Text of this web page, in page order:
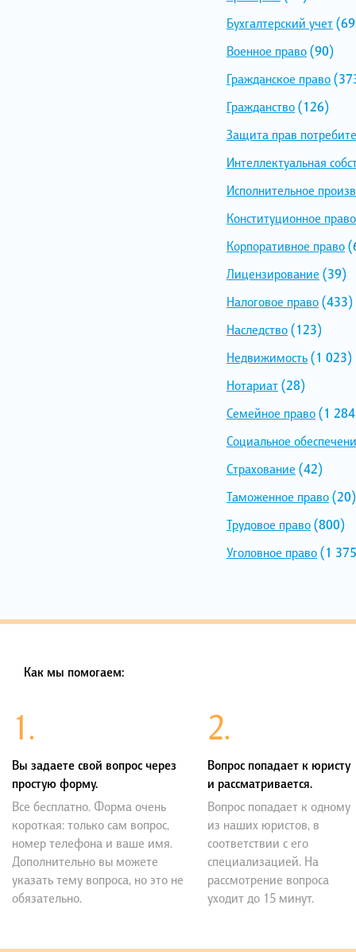
Бухгалтерский учет
Военное право(90)
Гражданское право
Гражданство(126)
Защита прав
Интеллектуальная
Исполнительное
Конституционное право
Корпоративное право
Лицензирование (39)
Налоговое право(433)
Наследство(123)
Недвижимость(1 023)
Нотариат(28)
Семейное право(1
Социальное
Страхование (42)
Таможенное право(20)
Трудовое право(800)
Уголовное право(1
Как мы помогаем:
1.
Вы задаете свой вопрос через
простую форму.
Все бесплатно. Форма очень
короткая: только сам вопрос,
номер телефона и ваше имя.
Дополнительно вы можете
указать тему вопроса, но это не
обязательно.
2.
Вопрос попадает к юристу
и рассматривается.
Вопрос попадает к одному
из наших юристов, в
соответствии с его
специализацией. На
рассмотрение вопроса
уходит до 15 минут.